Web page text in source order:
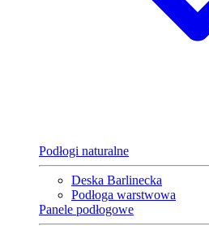
Podłogi naturalne
Deska Barlinecka
Podłoga warstwowa
Panele podłogowe